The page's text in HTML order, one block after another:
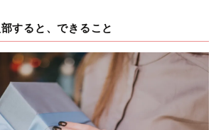
すると、できること